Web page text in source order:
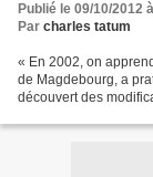
Publié le 09/10/2012
Par charles tatum
« En 2002, on
de Magdebourg, a
découvert des